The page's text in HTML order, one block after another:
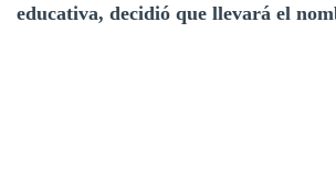
educativa, decidió que llevará el